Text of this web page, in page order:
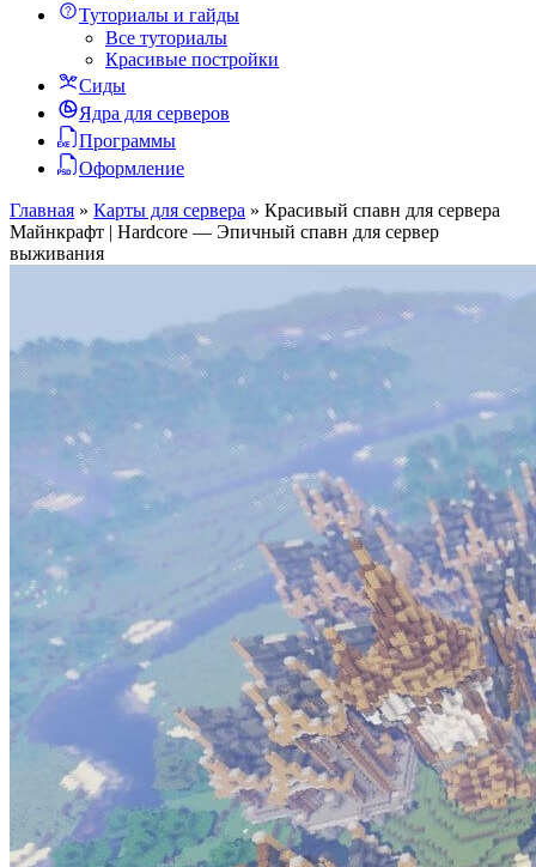
Туториалы и гайды
Все туториалы
Красивые постройки
Сиды
Ядра для серверов
Программы
Оформление
Главная » Карты для сервера » Красивый спавн для сервера
Майнкрафт | Hardcore — Эпичный спавн для сервер
выживания